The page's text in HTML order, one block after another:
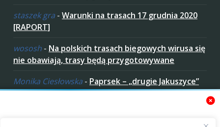
staszek gra - Warunki na trasach 17 grudnia 2020
[RAPORT]
wososh - Na polskich trasach biegowych wirusa się
nie obawiają, trasy będą przygotowywane
Monika Ciesłowska - Paprsek – „drugie Jakuszyce”
w „czeskich Bieszczadach”